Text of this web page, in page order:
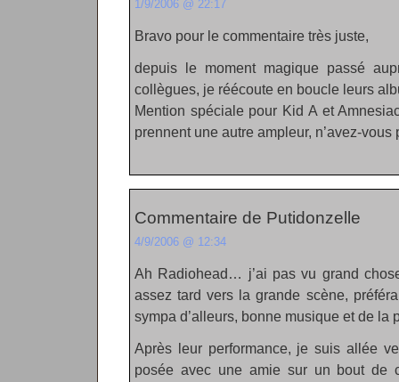
1/9/2006 @ 22:17
Bravo pour le commentaire très juste,
depuis le moment magique passé
collègues, je réécoute en boucle leurs
Mention spéciale pour Kid A et
prennent une autre ampleur, n’avez-vous
Commentaire de Putidonzelle
4/9/2006 @ 12:34
Ah Radiohead… j’ai pas vu grand
assez tard vers la grande scène,
sympa d’alleurs, bonne musique et de la
Après leur performance, je suis allée
posée avec une amie sur un bout de